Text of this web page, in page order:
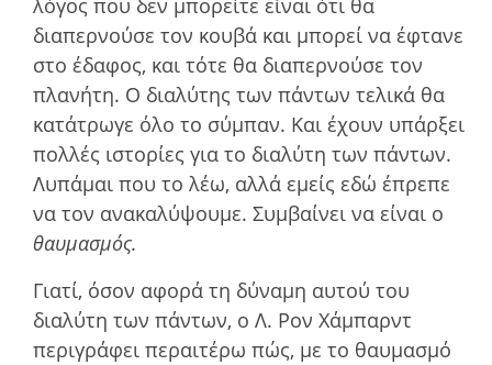
λόγος που δεν µπορείτε είναι ότι θα
διαπερνούσε τον κουβά και µπορεί να έφτανε
στο έδαφος, και τότε θα διαπερνούσε τον
πλανήτη. Ο διαλύτης των πάντων τελικά θα
κατάτρωγε όλο το σύµπαν. Και έχουν υπάρξει
πολλές ιστορίες για το διαλύτη των πάντων.
Λυπάµαι που το λέω, αλλά εµείς εδώ έπρεπε
να τον ανακαλύψουµε. Συμβαίνει να είναι ο
θαυμασμός.
Γιατί, όσον αφορά τη δύναµη αυτού του
διαλύτη των πάντων, ο Λ. Ρον Χάµπαρντ
περιγράφει περαιτέρω πώς, µε το θαυµασµό